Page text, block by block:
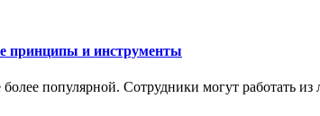
принципы и инструменты
популярной. Сотрудники могут работать